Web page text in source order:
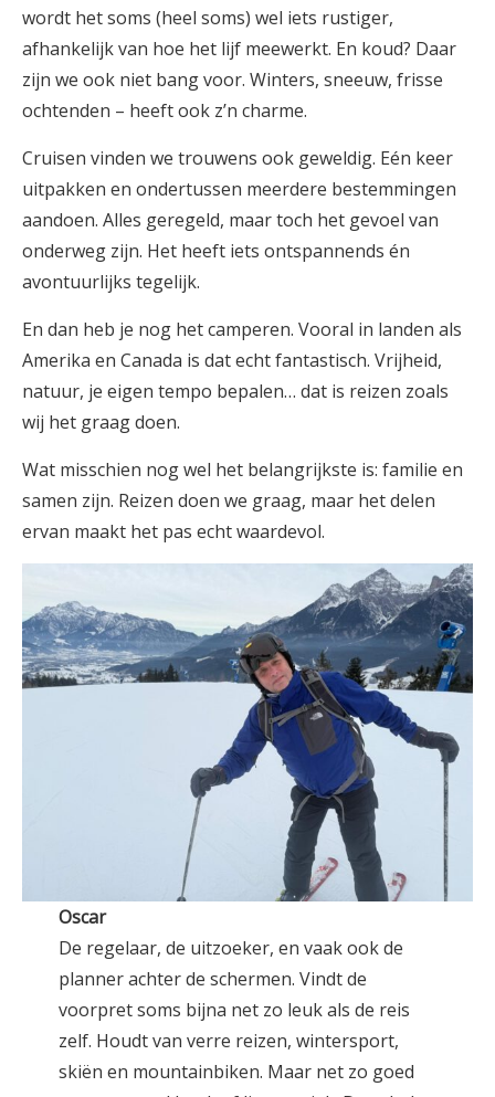
wordt het soms (heel soms) wel iets rustiger,
afhankelijk van hoe het lijf meewerkt. En koud? Daar
zijn we ook niet bang voor. Winters, sneeuw, frisse
ochtenden – heeft ook z’n charme.
Cruisen vinden we trouwens ook geweldig. Eén keer
uitpakken en ondertussen meerdere bestemmingen
aandoen. Alles geregeld, maar toch het gevoel van
onderweg zijn. Het heeft iets ontspannends én
avontuurlijks tegelijk.
En dan heb je nog het camperen. Vooral in landen als
Amerika en Canada is dat echt fantastisch. Vrijheid,
natuur, je eigen tempo bepalen… dat is reizen zoals
wij het graag doen.
Wat misschien nog wel het belangrijkste is: familie en
samen zijn. Reizen doen we graag, maar het delen
ervan maakt het pas echt waardevol.
Oscar
De regelaar, de uitzoeker, en vaak ook de
planner achter de schermen. Vindt de
voorpret soms bijna net zo leuk als de reis
zelf. Houdt van verre reizen, wintersport,
skiën en mountainbiken. Maar net zo goed